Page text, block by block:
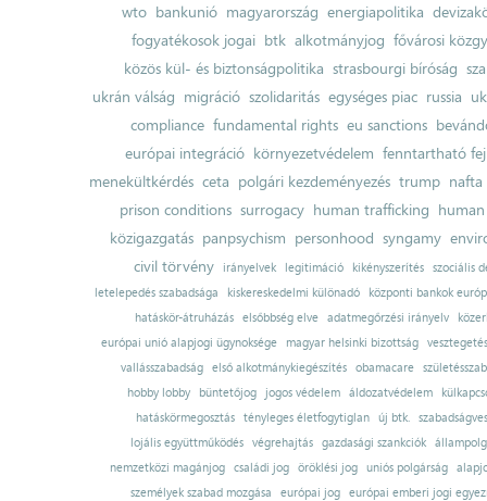
wto bankunió magyarország energiapolitika
fogyatékosok jogai btk alkotmányjog fővárosi
közös kül- és biztonságpolitika strasbourgi bíróság
ukrán válság migráció szolidaritás egységes piac russia
compliance fundamental rights eu sanctions
európai integráció környezetvédelem fenntartható
menekültkérdés ceta polgári kezdeményezés trump nafta
prison conditions surrogacy human trafficking
közigazgatás panpsychism personhood syngamy
civil törvény
irányelvek legitimáció kikényszerítés szociális
letelepedés szabadsága
kiskereskedelmi különadó
központi bankok
hatáskör-átruházás
elsőbbség elve adatmegőrzési irányelv
európai unió alapjogi ügynoksége
magyar helsinki bizottság
vesztegetés
vallásszabadság
első alkotmánykiegészítés obamacare
hobby lobby
büntetőjog jogos védelem áldozatvédelem
hatáskörmegosztás tényleges életfogytiglan új btk.
lojális együttműködés
végrehajtás gazdasági szankciók
nemzetközi magánjog
családi jog öröklési jog uniós polgárság
személyek szabad mozgása
európai jog európai emberi jogi